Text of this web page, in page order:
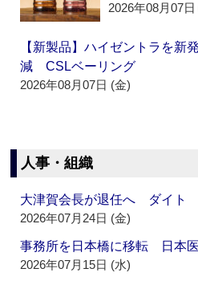
2026年08月07日
【新製品】ハイゼントラを新
減 CSLベーリング
2026年08月07日 (金)
人事・組織
大津賀会長が退任へ ダイト
2026年07月24日 (金)
事務所を日本橋に移転 日本
2026年07月15日 (水)